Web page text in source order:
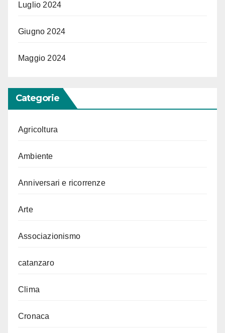
Luglio 2024
Giugno 2024
Maggio 2024
Categorie
Agricoltura
Ambiente
Anniversari e ricorrenze
Arte
Associazionismo
catanzaro
Clima
Cronaca